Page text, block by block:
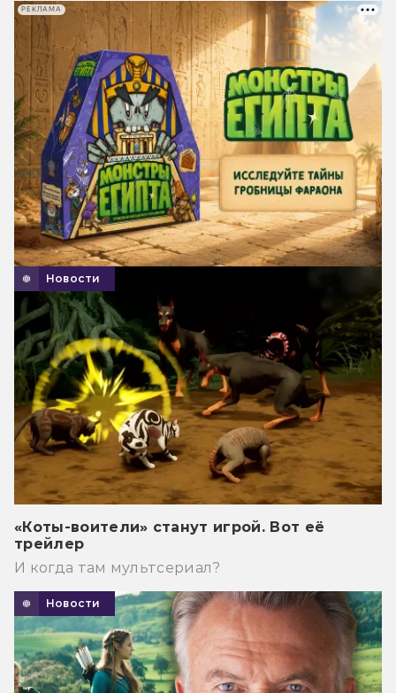
Новости
«Коты-воители» станут игрой. Вот её
трейлер
И когда там мультсериал?
Новости
РЕКЛАМА